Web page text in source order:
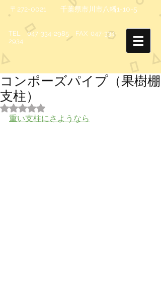
〒272-0021 千葉県市川市八幡1-10-5
TEL 047-334-2985 FAX 047-334-
2934
コンポーズパイプ（果樹棚
支柱）
5つ星のうちNaNと評価されています。
重い支柱にさようなら